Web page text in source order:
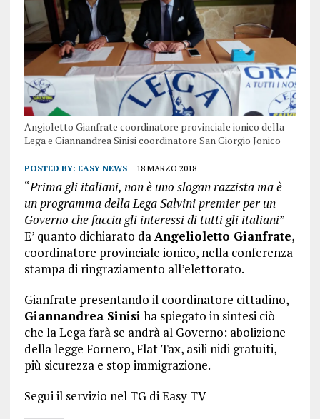
Angioletto Gianfrate coordinatore provinciale ionico della
Lega e Giannandrea Sinisi coordinatore San Giorgio Jonico
POSTED BY: EASY NEWS 18 MARZO 2018
“Prima gli italiani, non è uno slogan razzista ma è
un programma della Lega Salvini premier per un
Governo che faccia gli interessi di tutti gli italiani”
E’ quanto dichiarato daAngelioletto Gianfrate,
coordinatore provinciale ionico, nella conferenza
stampa di ringraziamento all’elettorato.
Gianfrate presentando il coordinatore cittadino,
Giannandrea Sinisi ha spiegato in sintesi ciò
che la Lega farà se andrà al Governo: abolizione
della legge Fornero, Flat Tax, asili nidi gratuiti,
più sicurezza e stop immigrazione.
Segui il servizio nel TG di Easy TV